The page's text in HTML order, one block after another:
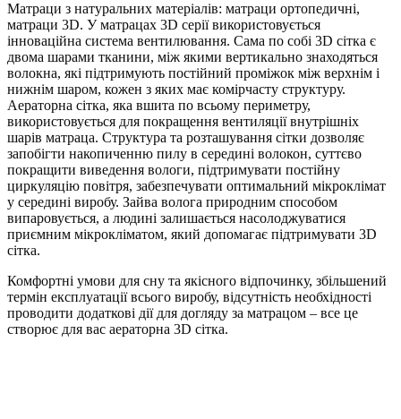
Матраци з натуральних матеріалів: матраци ортопедичні,
матраци 3D. У матрацах 3D серії використовується
інноваційна система вентилювання. Сама по собі 3D сітка є
двома шарами тканини, між якими вертикально знаходяться
волокна, які підтримують постійний проміжок між верхнім і
нижнім шаром, кожен з яких має комірчасту структуру.
Аераторна сітка, яка вшита по всьому периметру,
використовується для покращення вентиляції внутрішніх
шарів матраца. Структура та розташування сітки дозволяє
запобігти накопиченню пилу в середині волокон, суттєво
покращити виведення вологи, підтримувати постійну
циркуляцію повітря, забезпечувати оптимальний мікроклімат
у середині виробу. Зайва волога природним способом
випаровується, а людині залишається насолоджуватися
приємним мікрокліматом, який допомагає підтримувати 3D
сітка.
Комфортні умови для сну та якісного відпочинку, збільшений
термін експлуатації всього виробу, відсутність необхідності
проводити додаткові дії для догляду за матрацом – все це
створює для вас аераторна 3D сітка.